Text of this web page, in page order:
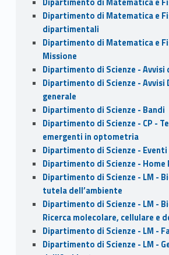
Dipartimento di Matematica e
dipartimentali
Dipartimento di Matematica e
Missione
Dipartimento di Scienze - Avvisi
Dipartimento di Scienze -
generale
Dipartimento di Scienze - Bandi
Dipartimento di Scienze - CP -
emergenti in optometria
Dipartimento di Scienze - Eventi
Dipartimento di Scienze - Home
Dipartimento di Scienze - LM -
tutela dell’ambiente
Dipartimento di Scienze - LM -
Ricerca molecolare, cellulare e
Dipartimento di Scienze - LM -
Dipartimento di Scienze - LM -